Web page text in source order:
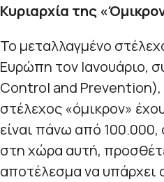
Κυριαρχία της
Το μεταλλαγμένο
Ευρώπη τον Ιανουάριο,
Control and Prevention),
στέλεχος «όμικρον»
είναι πάνω από
στη χώρα αυτή,
αποτέλεσμα να